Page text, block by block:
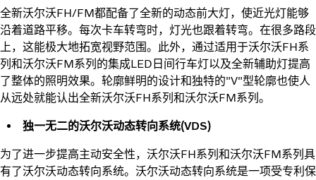
全新沃尔沃FH/FM都配备了全新的动态前大灯，使近光灯能够
沿着道路平移。每次卡车转弯时，灯光也跟着转弯。在很多路段
上，这能极大地拓宽视野范围。此外，通过适用于沃尔沃FH系
列和沃尔沃FM系列的集成LED日间行车灯以及全新辅助灯提高
了整体的照明效果。轮廓鲜明的设计和独特的"V"型轮廓也使人
从远处就能认出全新沃尔沃FH系列和沃尔沃FM系列。
独一无二的沃尔沃动态转向系统(VDS)
为了进一步提高主动安全性，沃尔沃FH系列和沃尔沃FM系列具
有了沃尔沃动态转向系统。沃尔沃动态转向系统是一项受专利保